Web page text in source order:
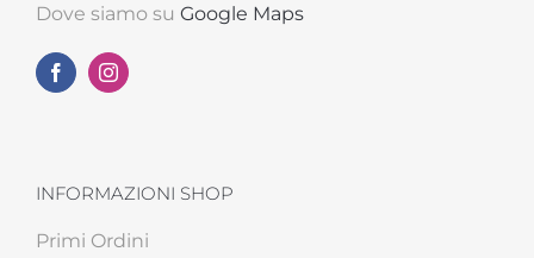
Dove siamo su Google Maps
INFORMAZIONI SHOP
Primi Ordini